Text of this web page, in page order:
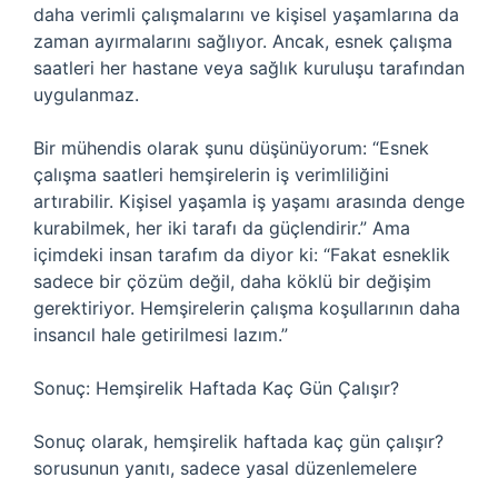
daha verimli çalışmalarını ve kişisel yaşamlarına da
zaman ayırmalarını sağlıyor. Ancak, esnek çalışma
saatleri her hastane veya sağlık kuruluşu tarafından
uygulanmaz.
Bir mühendis olarak şunu düşünüyorum: “Esnek
çalışma saatleri hemşirelerin iş verimliliğini
artırabilir. Kişisel yaşamla iş yaşamı arasında denge
kurabilmek, her iki tarafı da güçlendirir.” Ama
içimdeki insan tarafım da diyor ki: “Fakat esneklik
sadece bir çözüm değil, daha köklü bir değişim
gerektiriyor. Hemşirelerin çalışma koşullarının daha
insancıl hale getirilmesi lazım.”
Sonuç: Hemşirelik Haftada Kaç Gün Çalışır?
Sonuç olarak, hemşirelik haftada kaç gün çalışır?
sorusunun yanıtı, sadece yasal düzenlemelere